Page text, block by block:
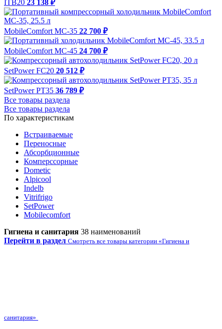
ITB20 23 138 ₽
MobileComfort MC-35 22 700 ₽
MobileComfort MC-45 24 700 ₽
SetPower FC20 20 512 ₽
SetPower PT35 36 789 ₽
Все товары раздела
Все товары раздела
По характеристикам
Встраиваемые
Переносные
Абсорбционные
Комперссорные
Dometic
Alpicool
Indelb
Vitrifrigo
SetPower
Mobilecomfort
Гигиена и санитария 38 наименований
Перейти в раздел Смотреть все товары категории «Гигиена и
санитария»